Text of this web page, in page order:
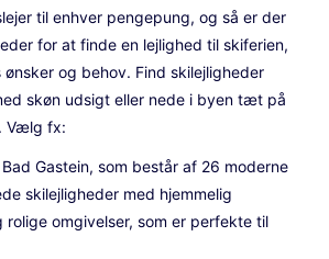
til enhver pengepung, og så er der
for at finde en lejlighed til skiferien,
og behov. Find skilejligheder
skøn udsigt eller nede i byen tæt på
Vælg fx:
Bad Gastein, som består af 26 moderne
skilejligheder med hjemmelig
omgivelser, som er perfekte til